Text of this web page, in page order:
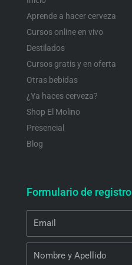
Aprende a hacer cerveza
Cursos online en vivo
Destilados
Cursos gratis y en oferta
Otras bebidas
¿Ya haces cerveza?
Shop El Molino
Presencial
Blog
Formulario de registro